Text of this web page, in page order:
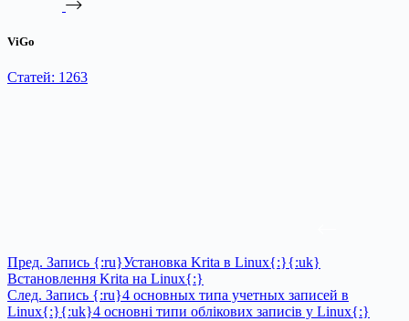
ViGo
Статей: 1263
Пред. Запись {:ru}Установка Krita в Linux{:}{:uk}
Встановлення Krita на Linux{:}
След. Запись {:ru}4 основных типа учетных записей в
Linux{:}{:uk}4 основні типи облікових записів у Linux{:}